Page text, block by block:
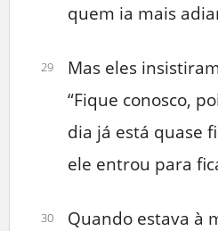
quem ia mais
29
Mas eles
“Fique conosco,
dia já está quase
ele entrou para
30
Quando estava à